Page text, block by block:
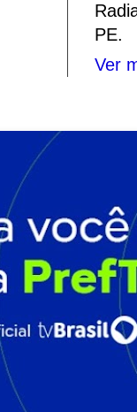
PE.
Ver